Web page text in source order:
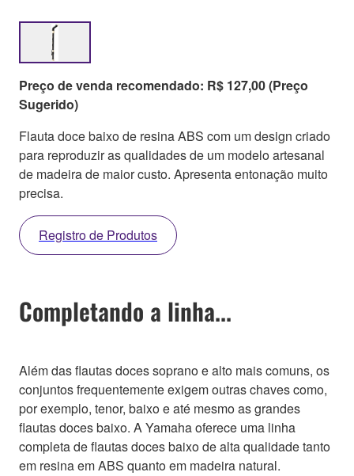
Preço de venda recomendado: R$ 127,00 (Preço
Sugerido)
Flauta doce baixo de resina ABS com um design criado
para reproduzir as qualidades de um modelo artesanal
de madeira de maior custo. Apresenta entonação muito
precisa.
Registro de Produtos
Completando a linha...
Além das flautas doces soprano e alto mais comuns, os
conjuntos frequentemente exigem outras chaves como,
por exemplo, tenor, baixo e até mesmo as grandes
flautas doces baixo. A Yamaha oferece uma linha
completa de flautas doces baixo de alta qualidade tanto
em resina em ABS quanto em madeira natural.